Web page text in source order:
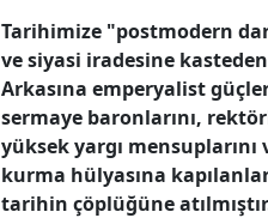
Tarihimize "postmodern
ve siyasi iradesine
Arkasına emperyalist
sermaye baronlarını,
yüksek yargı
kurma hülyasına
tarihin çöplüğüne